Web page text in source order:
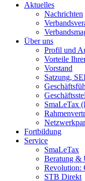
Aktuelles
Nachrichten
Über uns
Profil und
Vorteile
Vorstand
Satzung,
SmaLeTax
Fortbildung
Service
SmaLeTax
Beratung &
Revolution:
STB Direkt